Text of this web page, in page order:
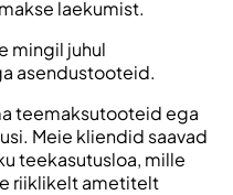
laekumist.
mingil juhul
asendustooteid.
teemaksutooteid ega
Meie kliendid saavad
teekasutusloa, mille
riiklikelt ametitelt